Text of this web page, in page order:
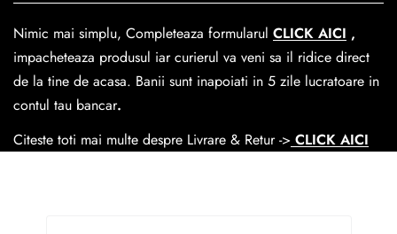
Easybox-ul Emag.
Cosul de livrareeste 15 lei pentru o comanda mai mica de
390 lei si Gratuit pentru o comanda de peste 390 lei.
Nimic mai simplu, Completeaza formularul CLICK AICI ,
impacheteaza produsul iar curierul va veni sa il ridice direct
de la tine de acasa. Banii sunt inapoiati in 5 zile lucratoare in
contul tau bancar.
Citeste toti mai multe despre Livrare & Retur -> CLICK AICI